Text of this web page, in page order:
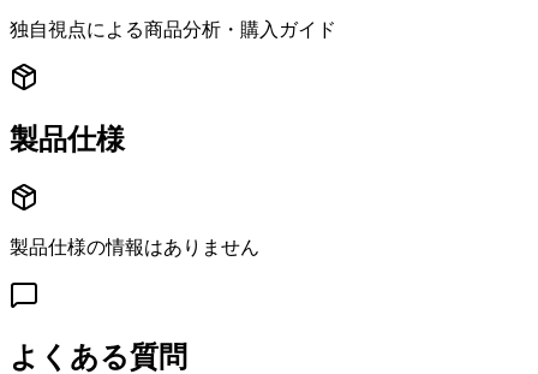
独自視点による商品分析・購入ガイド
製品仕様
製品仕様の情報はありません
よくある質問